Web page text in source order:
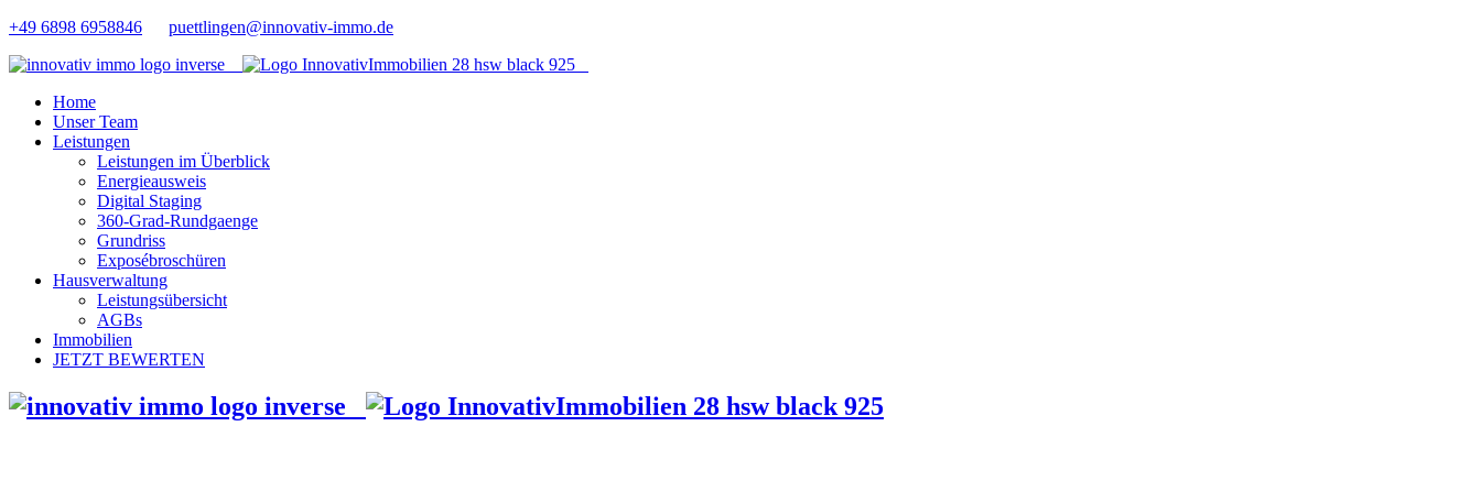
+49 6898 6958846 puettlingen@innovativ-immo.de
Home
Unser Team
Leistungen
Leistungen im Überblick
Energieausweis
Digital Staging
360-Grad-Rundgaenge
Grundriss
Exposébroschüren
Hausverwaltung
Leistungsübersicht
AGBs
Immobilien
JETZT BEWERTEN